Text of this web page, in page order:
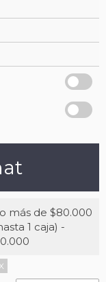
más de $80.000
1 caja) -
X